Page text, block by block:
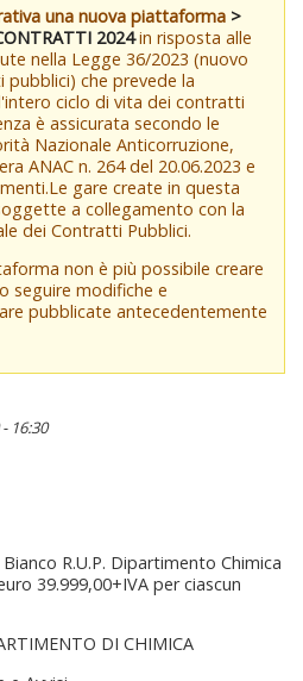
una nuova piattaforma >
2024in risposta alle
nella Legge 36/2023 (nuovo
che prevede la
ciclo di vita dei contratti
è assicurata secondo le
Nazionale Anticorruzione,
ANAC n. 264 del 20.06.2023 e
gare create in questa
a collegamento con la
dei Contratti Pubblici.
non è più possibile creare
seguire modifiche e
pubblicate antecedentemente
16:30
R.U.P. Dipartimento Chimica
39.999,00+IVA per ciascun
DI CHIMICA